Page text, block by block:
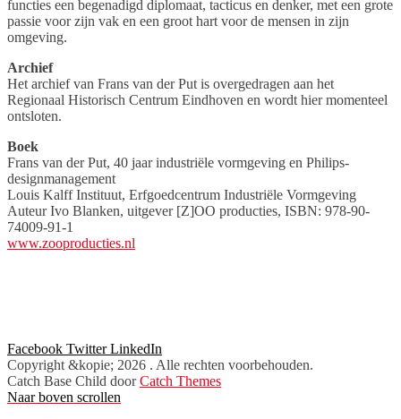
functies een begenadigd diplomaat, tacticus en denker, met een grote
passie voor zijn vak en een groot hart voor de mensen in zijn
omgeving.
Archief
Het archief van Frans van der Put is overgedragen aan het
Regionaal Historisch Centrum Eindhoven en wordt hier momenteel
ontsloten.
Boek
Frans van der Put, 40 jaar industriële vormgeving en Philips-
designmanagement
Louis Kalff Instituut, Erfgoedcentrum Industriële Vormgeving
Auteur Ivo Blanken, uitgever [Z]OO producties, ISBN: 978-90-
74009-91-1
www.zooproducties.nl
Facebook Twitter LinkedIn
Copyright &kopie; 2026 . Alle rechten voorbehouden.
Catch Base Child doorCatch Themes
Naar boven scrollen